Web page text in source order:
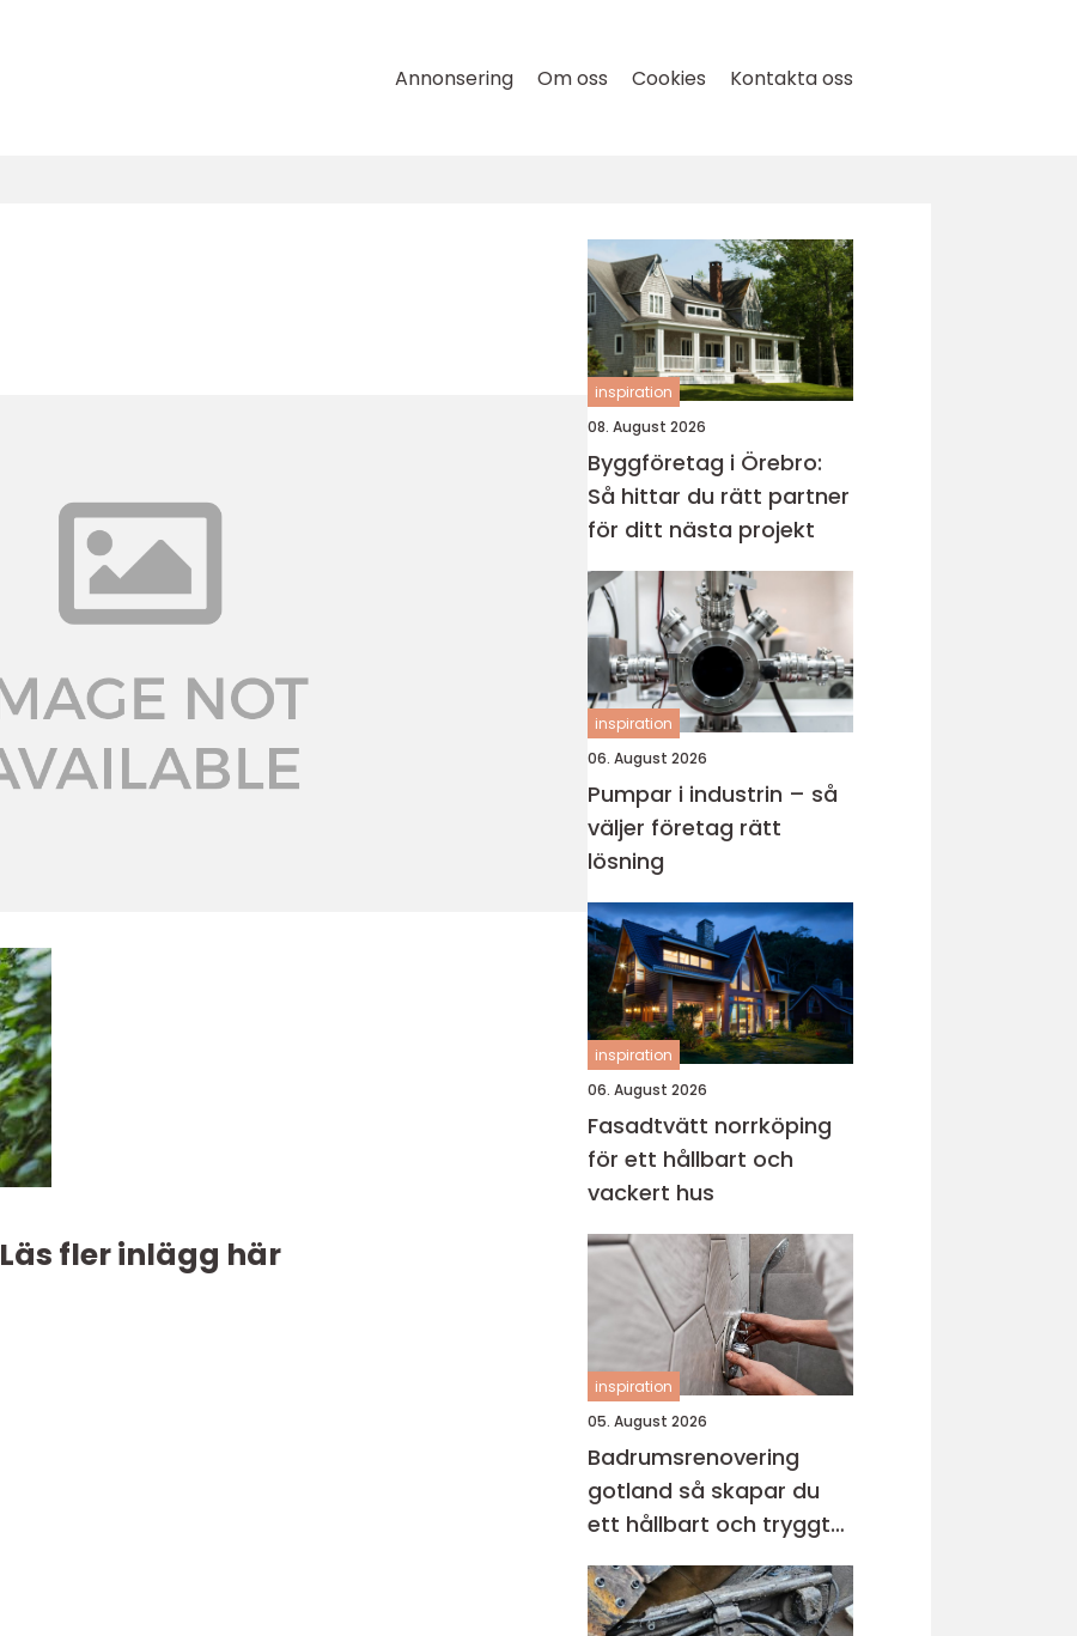
Annonsering Om oss Cookies Kontakta oss
Läs fler inlägg här
inspiration
08. August 2026
Byggföretag i Örebro:
Så hittar du rätt partner
för ditt nästa projekt
inspiration
06. August 2026
Pumpar i industrin – så
väljer företag rätt
lösning
inspiration
06. August 2026
Fasadtvätt norrköping
för ett hållbart och
vackert hus
inspiration
05. August 2026
Badrumsrenovering
gotland så skapar du
ett hållbart och tryggt
badrum